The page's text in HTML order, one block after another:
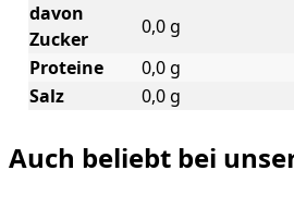
davon
Zucker
0,0 g
Proteine
0,0 g
Salz
0,0 g
Auch beliebt bei